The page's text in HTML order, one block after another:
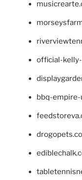
official-
bbq-empire-